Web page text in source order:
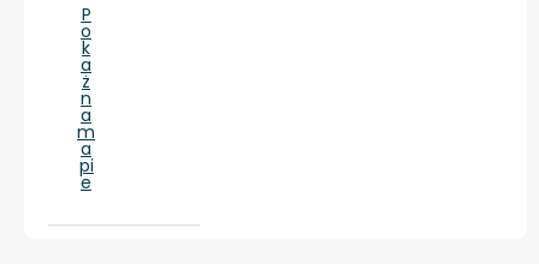
P
o
k
a
ż
n
a
m
a
pi
e